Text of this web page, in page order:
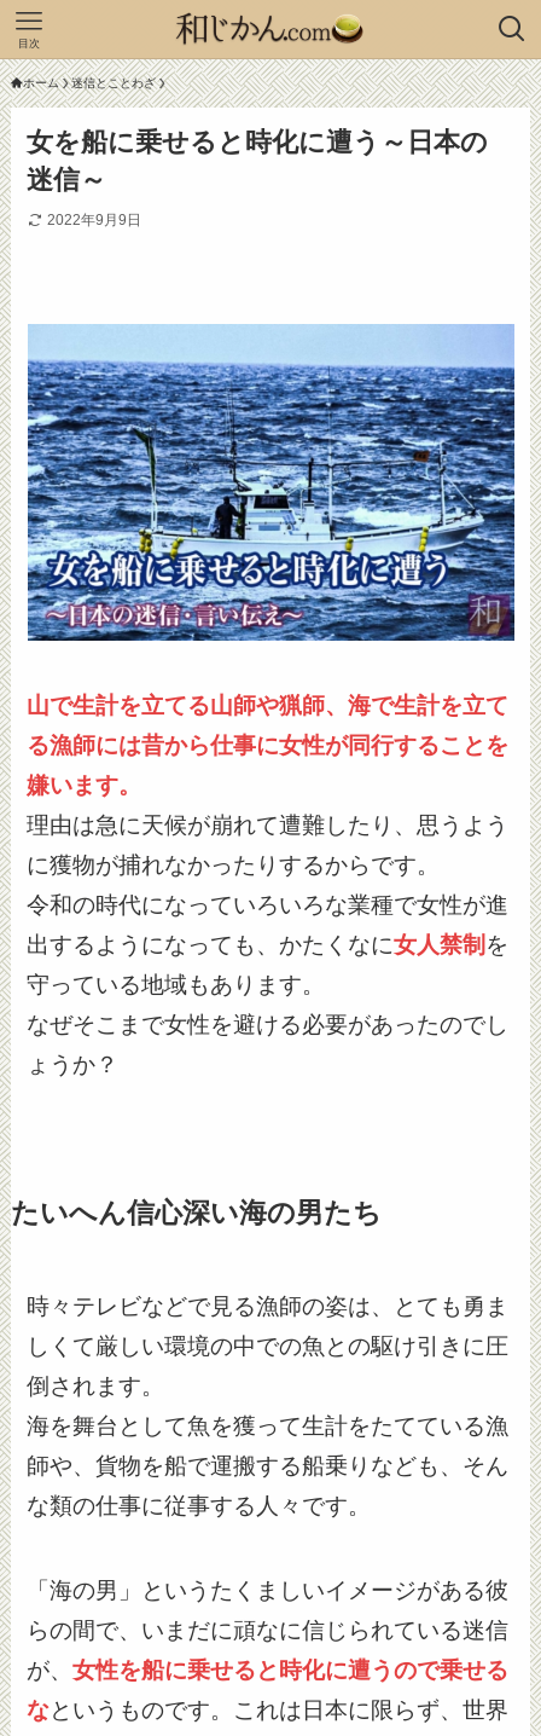
目次
ホーム 迷信とことわざ
女を船に乗せると時化に遭う～日本の
迷信～
2022年9月9日
山で生計を立てる山師や猟師、海で生計を立て
る漁師には昔から仕事に女性が同行することを
嫌います。
理由は急に天候が崩れて遭難したり、思うよう
に獲物が捕れなかったりするからです。
令和の時代になっていろいろな業種で女性が進
出するようになっても、かたくなに女人禁制 を
守っている地域もあります。
なぜそこまで女性を避ける必要があったのでし
ょうか？
たいへん信心深い海の男たち
時々テレビなどで見る漁師の姿は、とても勇ま
しくて厳しい環境の中での魚との駆け引きに圧
倒されます。
海を舞台として魚を獲って生計をたてている漁
師や、貨物を船で運搬する船乗りなども、そん
な類の仕事に従事する人々です。
「海の男」というたくましいイメージがある彼
らの間で、いまだに頑なに信じられている迷信
が、女性を船に乗せると時化に遭うので乗せる
なというものです。これは日本に限らず、世界